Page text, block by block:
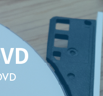
例規集
種様式
県内市町村の研修関連情報